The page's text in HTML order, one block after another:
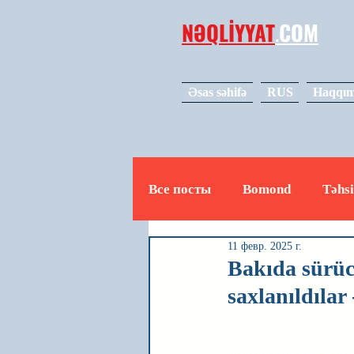
NƏQLİYYAT.COM
Əsas səhifə RUS
Все посты Bomond
Video
Bakıda
11 февр. 2025 г.